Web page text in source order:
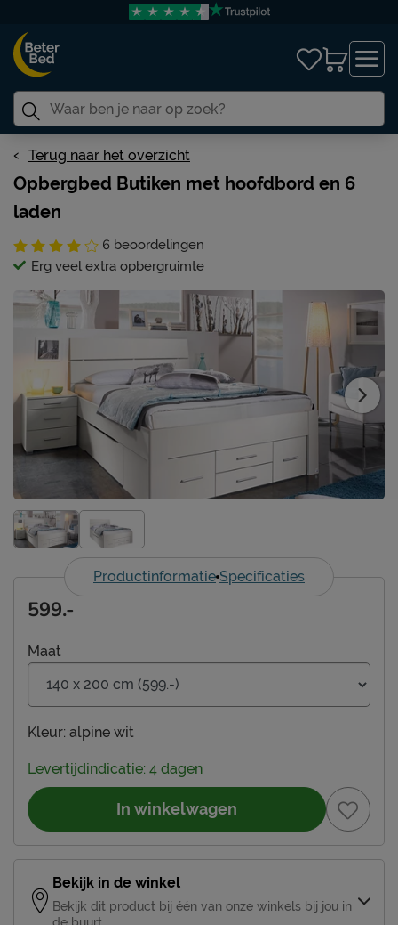
Terug naar het overzicht
Opbergbed Butiken met hoofdbord en 6
laden
6 beoordelingen
Erg veel extra opbergruimte
Productinformatie Specificaties
Maat
Kleur: alpine wit
599.-
Levertijdindicatie: 4 dagen
In winkelwagen
Bekijk in de winkel
Bekijk dit product bij één van onze winkels bij jou in
de buurt